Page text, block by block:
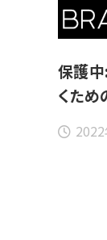
保護中
くた